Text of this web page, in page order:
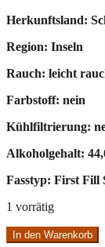
Herkunftsland:
Region: Inseln
Rauch: leicht
Farbstoff: nein
Kühlfiltrierung:
Alkoholgehalt:
Fasstyp: First Fill
1 vorrätig
Highland
In den Warenkorb